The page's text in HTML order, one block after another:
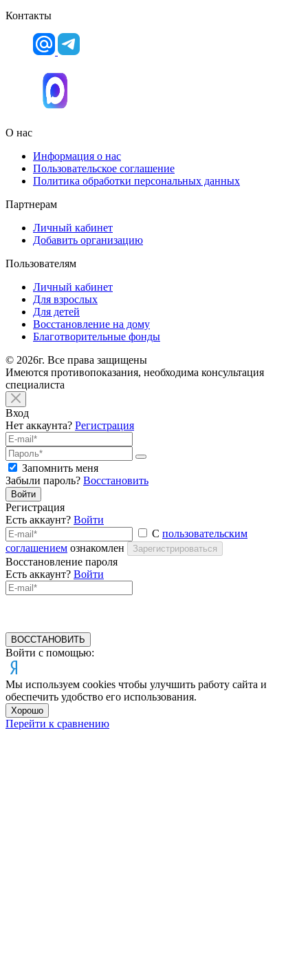
Контакты
О нас
Информация о нас
Пользовательское соглашение
Политика обработки персональных данных
Партнерам
Личный кабинет
Добавить организацию
Пользователям
Личный кабинет
Для взрослых
Для детей
Восстановление на дому
Благотворительные фонды
© 2026г. Все права защищены
Имеются противопоказания, необходима консультация
специалиста
Вход
Нет аккаунта? Регистрация
Запомнить меня
Забыли пароль? Восстановить
Войти
Регистрация
Есть аккаунт? Войти
С пользовательским
соглашением ознакомлен Зарегистрироваться
Восстановление пароля
Есть аккаунт? Войти
ВОССТАНОВИТЬ
Войти с помощью:
Мы используем cookies чтобы улучшить работу сайта и
обеспечить удобство его использования.
Хорошо
Перейти к сравнению